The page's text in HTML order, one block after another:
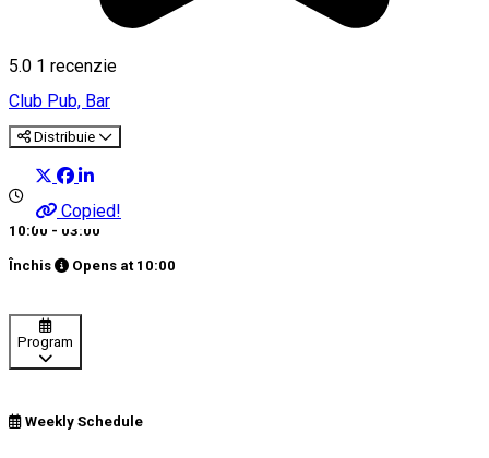
5.0 1 recenzie
Club Pub, Bar
Distribuie
Copied!
10:00 - 03:00
Închis Opens at 10:00
Program
Weekly Schedule